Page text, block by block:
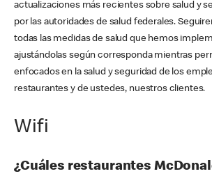
actualizaciones más recientes sobre salud y
por las autoridades de salud federales.
todas las medidas de salud que hemos
ajustándolas según corresponda mientras
enfocados en la salud y seguridad de los
restaurantes y de ustedes, nuestros clientes.
Wifi
¿Cuáles restaurantes